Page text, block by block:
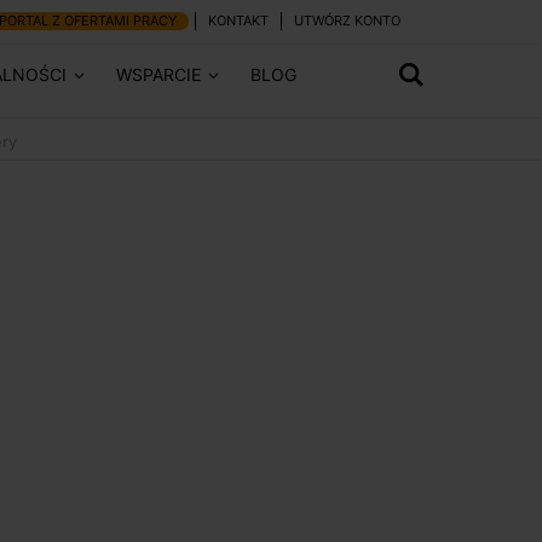
PORTAL Z OFERTAMI PRACY KONTAKT UTWÓRZ KONTO
WSPARCIE BLOG